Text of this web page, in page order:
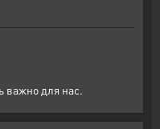
важно для нас.